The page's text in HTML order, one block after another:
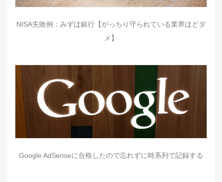
NISA失敗例：みずほ銀行【がっちり守られている業界ほどダ
メ】
Google AdSenseに合格したので忘れずに時系列で記録する